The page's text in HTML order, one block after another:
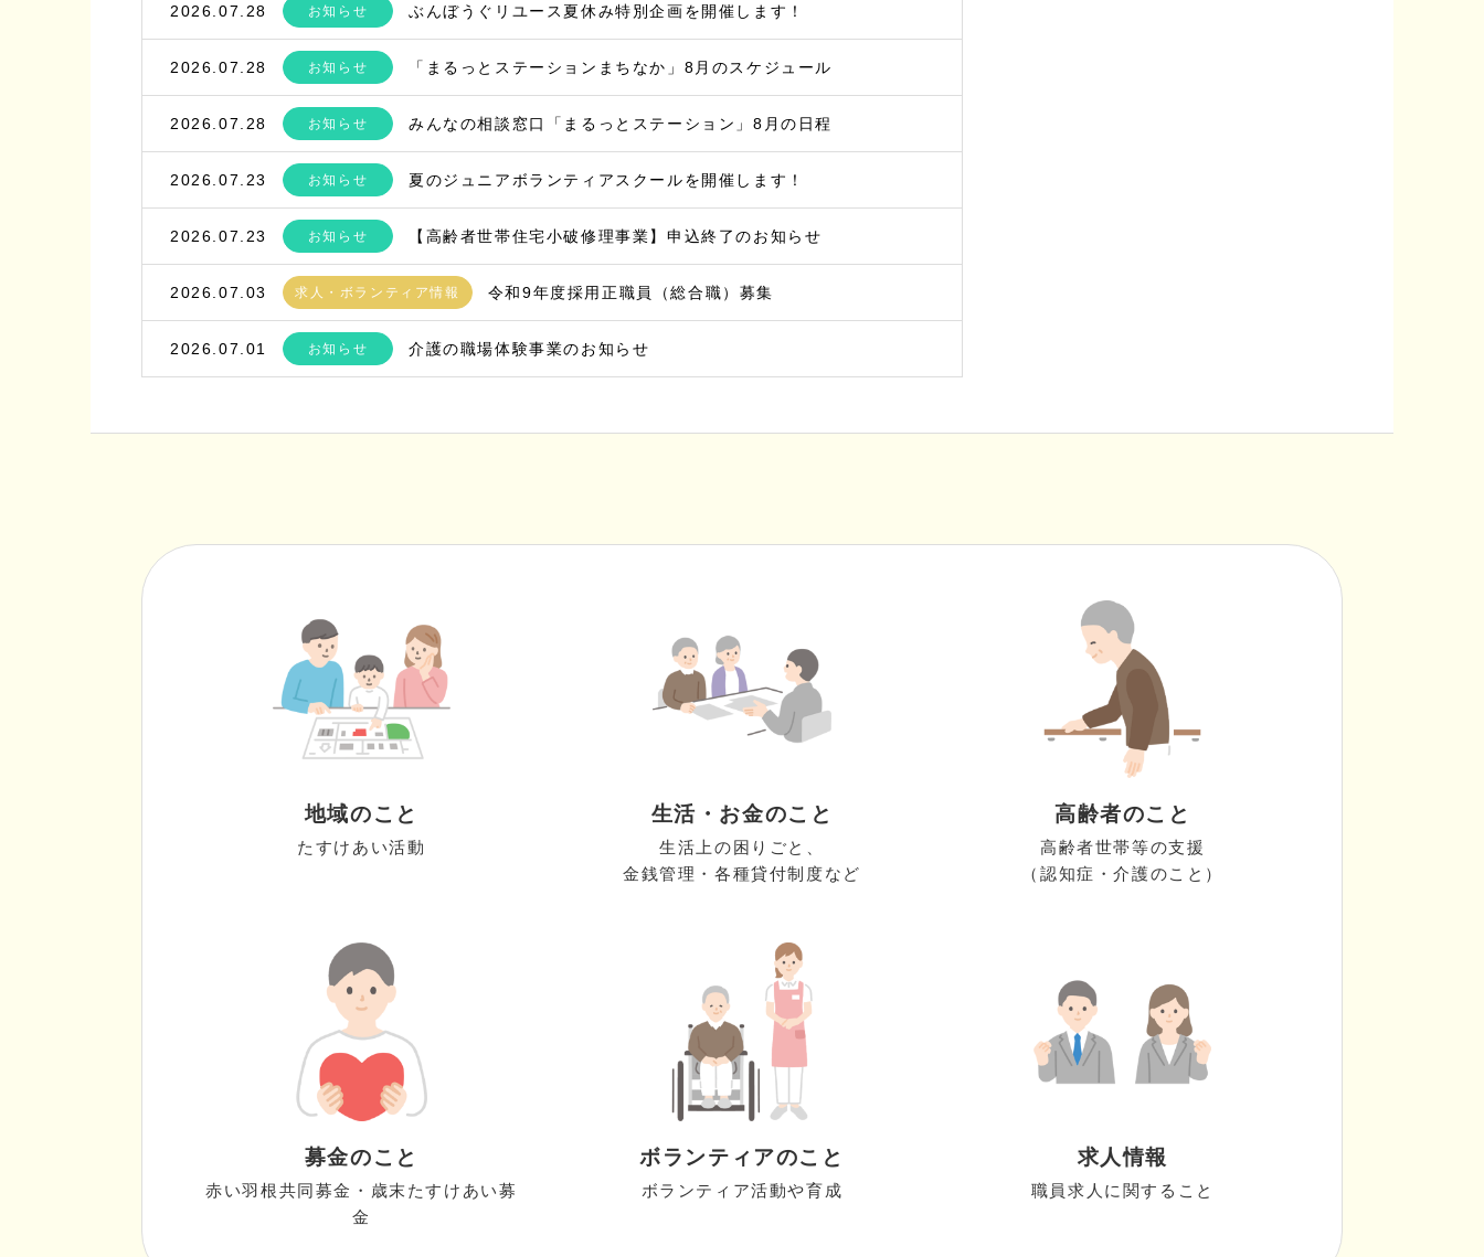
2026.07.28 お知らせ ぶんぼうぐリユース夏休み特別企画を開催します！
2026.07.28 お知らせ 「まるっとステーションまちなか」8月のスケジュール
2026.07.28 お知らせ みんなの相談窓口「まるっとステーション」8月の日程
2026.07.23 お知らせ 夏のジュニアボランティアスクールを開催します！
2026.07.23 お知らせ 【高齢者世帯住宅小破修理事業】申込終了のお知らせ
2026.07.03 求人・ボランティア情報 令和9年度採用正職員（総合職）募集
2026.07.01 お知らせ 介護の職場体験事業のお知らせ
地域のこと
たすけあい活動
生活・お金のこと
生活上の困りごと、
金銭管理・各種貸付制度など
高齢者のこと
高齢者世帯等の支援
（認知症・介護のこと）
募金のこと
赤い羽根共同募金・歳末たすけあい募
金
ボランティアのこと
ボランティア活動や育成
求人情報
職員求人に関すること